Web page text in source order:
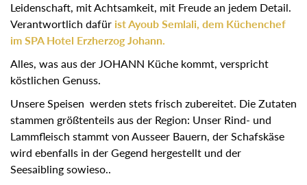
Leidenschaft, mit Achtsamkeit, mit Freude an jedem Detail.
Verantwortlich dafür ist Ayoub Semlali, dem Küchenchef
im SPA Hotel Erzherzog Johann.
Alles, was aus der JOHANN Küche kommt, verspricht
köstlichen Genuss.
Unsere Speisen werden stets frisch zubereitet. Die Zutaten
stammen größtenteils aus der Region: Unser Rind- und
Lammfleisch stammt von Ausseer Bauern, der Schafskäse
wird ebenfalls in der Gegend hergestellt und der
Seesaibling sowieso..